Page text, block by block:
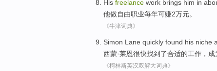
His freelance work brings him in
他做自由职业每年可赚2万元。
《牛津词典》
Simon Lane quickly found his niche
西蒙·莱恩很快找到 了合适的工作 ，成
《柯林斯英汉双解大词典》